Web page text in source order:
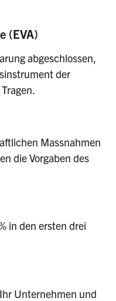
(EVA)
abgeschlossen,
der
Massnahmen
die Vorgaben des
in den ersten drei
Unternehmen und